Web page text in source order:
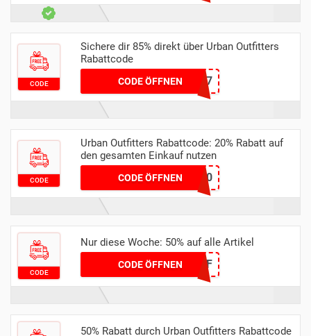
CODE
Sichere dir 85% direkt über Urban Outfitters
Rabattcode
CODE ÖFFNEN
S85VDUZXGQW87
CODE
Urban Outfitters Rabattcode: 20% Rabatt auf
den gesamten Einkauf nutzen
CODE ÖFFNENGET20
CODE
Nur diese Woche: 50% auf alle Artikel
CODE ÖFFNEN
BUYONEGETONESOFF
50% Rabatt durch Urban Outfitters Rabattcode